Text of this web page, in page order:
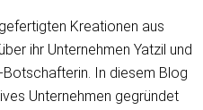
Kreationen aus
ihr Unternehmen Yatzil und
In diesem Blog
Unternehmen gegründet